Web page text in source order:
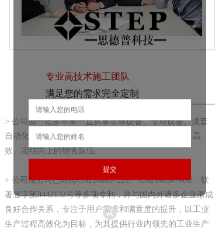
专业高技术施工团队
满足您的需求完全定制
> 公司由一批多年来一直从事非标设备、专用设备、成套
自动化系统设计的工程师团队组建，拥有一支专业、高
效、团结向上的销售队伍
> 公司现公司已取得CN214845722U、CN214830760U、软
著登字第8442132号等多项专利，并与国内外诸多企业形成
良好合作关系，专注于用户需求和满意度的提升，以工业
生产过程高效化为目标，为其提供行业内领先的工业生产